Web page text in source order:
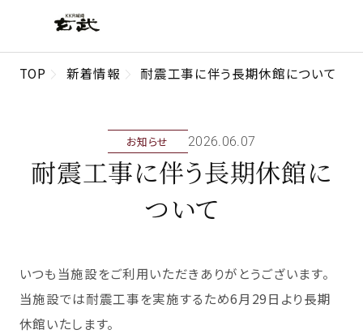
TOP 新着情報 耐震工事に伴う長期休館について
耐震工事に伴う長期休館に
ついて
2026年06月07日
お知らせ
いつも当施設をご利用いただきありがとうございます。
当施設では耐震工事を実施するため6月29日より長期
休館いたします。